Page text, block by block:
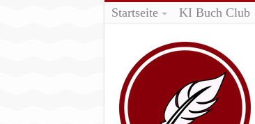
Startseite KI Buch Club